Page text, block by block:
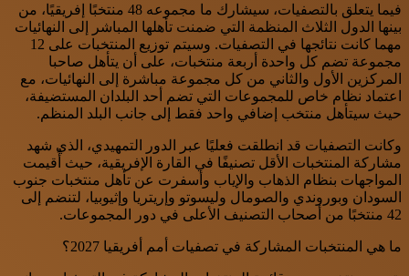
فيما يتعلق بالتصفيات، سيشارك ما مجموعه 48 منتخبًا إفريقيًا، من
بينها الدول الثلاث المنظمة التي ضمنت تأهلها المباشر إلى النهائيات
مهما كانت نتائجها في التصفيات. وسيتم توزيع المنتخبات على 12
مجموعة تضم كل واحدة أربعة منتخبات، على أن يتأهل صاحبا
المركزين الأول والثاني من كل مجموعة مباشرة إلى النهائيات، مع
اعتماد نظام خاص للمجموعات التي تضم أحد البلدان المستضيفة،
حيث سيتأهل منتخب إضافي واحد فقط إلى جانب البلد المنظم.
وكانت التصفيات قد انطلقت فعليًا عبر الدور التمهيدي، الذي شهد
مشاركة المنتخبات الأقل تصنيفًا في القارة الإفريقية، حيث أُقيمت
المواجهات بنظام الذهاب والإياب وأسفرت عن تأهل منتخبات جنوب
السودان وبوروندي والصومال وليسوتو وإريتريا وإثيوبيا، لتنضم إلى
42 منتخبًا من أصحاب التصنيف الأعلى في دور المجموعات.
ما هي المنتخبات المشاركة في تصفيات أمم أفريقيا 2027؟